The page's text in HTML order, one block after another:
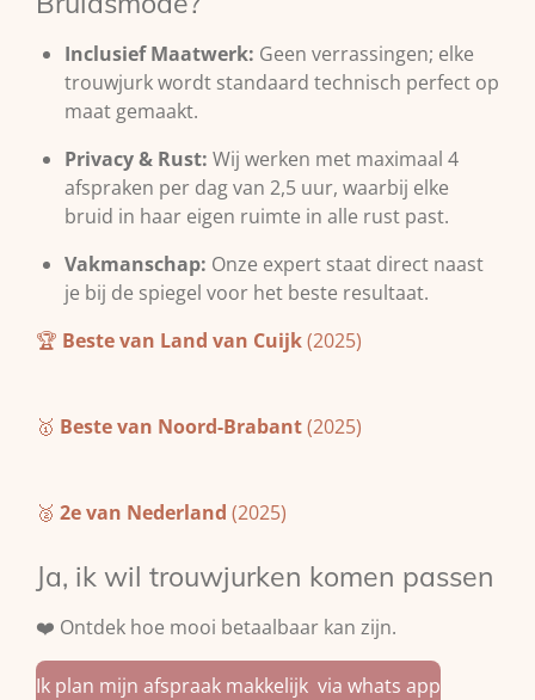
Inclusief Maatwerk: Geen verrassingen; elke
trouwjurk wordt standaard technisch perfect op
maat gemaakt.
Privacy & Rust: Wij werken met maximaal 4
afspraken per dag van 2,5 uur, waarbij elke
bruid in haar eigen ruimte in alle rust past.
Vakmanschap: Onze expert staat direct naast
je bij de spiegel voor het beste resultaat.
🏆 Beste van Land van Cuijk(2025)
🥇 Beste van Noord-Brabant(2025)
🥈 2e van Nederland (2025)
Ja, ik wil trouwjurken komen passen
❤️ Ontdek hoe mooi betaalbaar kan zijn.
Ik plan mijn afspraak makkelijk via whats app